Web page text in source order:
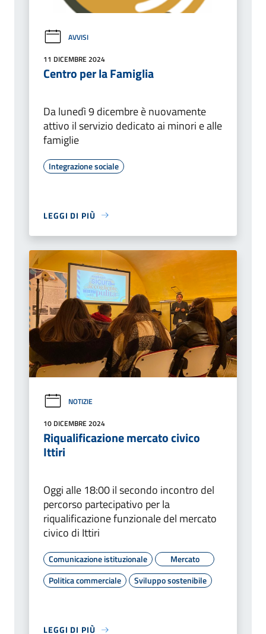
AVVISI
11 DICEMBRE 2024
Centro per la Famiglia
Da lunedì 9 dicembre è nuovamente
attivo il servizio dedicato ai minori e alle
famiglie
Integrazione sociale
LEGGI DI PIÙ
NOTIZIE
10 DICEMBRE 2024
Riqualificazione mercato civico
Ittiri
Oggi alle 18:00 il secondo incontro del
percorso partecipativo per la
riqualificazione funzionale del mercato
civico di Ittiri
Comunicazione istituzionale
Mercato
Politica commerciale
Sviluppo sostenibile
LEGGI DI PIÙ